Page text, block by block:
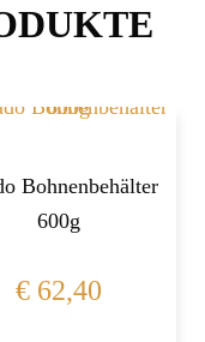
Bohnenbehälter
600g
€ 62,40